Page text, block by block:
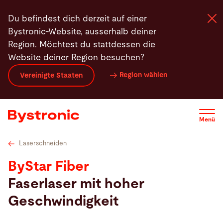
zum
Inhalt
Du befindest dich derzeit auf einer
Bystronic-Website, ausserhalb deiner
Region. Möchtest du stattdessen die
Website deiner Region besuchen?
Vereinigte Staaten Region wählen
Menü
Maschinen und Software
Services
Newsroom
Unternehmen
Software
Laserschneiden
ByStar Fiber
Faserlaser mit hoher
Geschwindigkeit